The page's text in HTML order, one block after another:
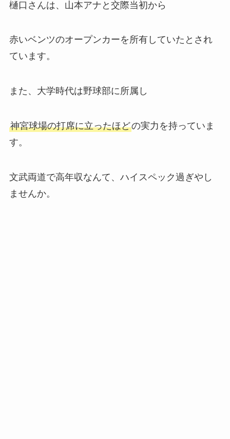
樋口さんは、山本アナと交際当初から
赤いベンツのオープンカーを所有していたとされ
ています。
また、大学時代は野球部に所属し
神宮球場の打席に立ったほどの実力を持っていま
す。
文武両道で高年収なんて、ハイスペック過ぎやし
ませんか。